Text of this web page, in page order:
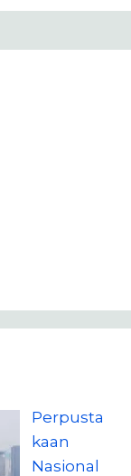
Perpusta
kaan
Nasional